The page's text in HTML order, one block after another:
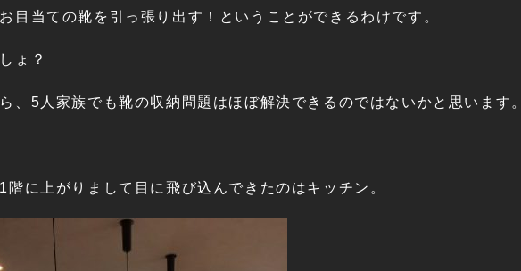
目当ての靴を引っ張り出す！ということができるわけです。
ょ？
、5人家族でも靴の収納問題はほぼ解決できるのではないかと思います。
階に上がりまして目に飛び込んできたのはキッチン。